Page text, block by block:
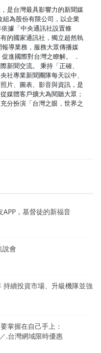
是台灣最具影響力的新聞媒
組為股份有限公司，以企業
據「中央通訊社設置條
的國家通訊社，獨立超然執
導業務，服務大眾傳播媒
進國際對台灣之瞭解。 ．
新聞交流。 秉持「正確、
社專業新聞團隊每天以中、
片、圖表、影音與資訊，是
媒體客戶擴大為閱聽大眾；
分扮演「台灣之眼，世界之
APP，基督徒的新福音
說會
續投資市場、升級機隊並強
掌握在自己手上：
.台灣網域限時優惠